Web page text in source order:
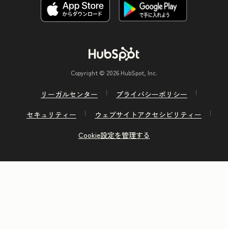
Copyright © 2026 HubSpot, Inc.
リーガルセンター
プライバシーポリシー
セキュリティー
ウェブサイトアクセシビリティー
Cookie設定を管理する